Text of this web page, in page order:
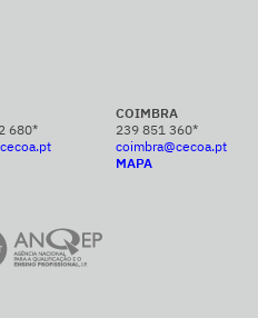
680*
COIMBRA
239 851 360*
coimbra@cecoa.pt
MAPA